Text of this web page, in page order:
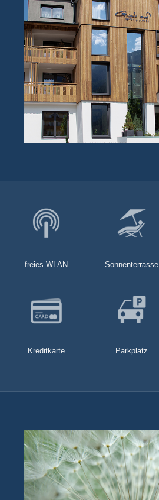
freies WLAN Sonnenterrasse
Kreditkarte Parkplatz